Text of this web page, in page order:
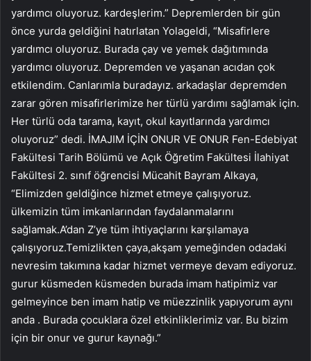
yardımcı oluyoruz. kardeşlerim.” Depremlerden bir gün
önce yurda geldiğini hatırlatan Yolageldi, “Misafirlere
yardımcı oluyoruz. Burada çay ve yemek dağıtımında
yardımcı oluyoruz. Depremden ve yaşanan acıdan çok
etkilendim. Canlarımla buradayız. arkadaşlar depremden
zarar gören misafirlerimize her türlü yardımı sağlamak için.
Her türlü oda tarama, kayıt, okul kayıtlarında yardımcı
oluyoruz” dedi. İMAJIM İÇİN ONUR VE ONUR Fen-Edebiyat
Fakültesi Tarih Bölümü ve Açık Öğretim Fakültesi İlahiyat
Fakültesi 2. sınıf öğrencisi Mücahit Bayram Alkaya,
“Elimizden geldiğince hizmet etmeye çalışıyoruz.
ülkemizin tüm imkanlarından faydalanmalarını
sağlamak.A’dan Z’ye tüm ihtiyaçlarını karşılamaya
çalışıyoruz.Temizlikten çaya,akşam yemeğinden odadaki
nevresim takımına kadar hizmet vermeye devam ediyoruz.
gurur küsmeden küsmeden burada imam hatipimiz var
gelmeyince ben imam hatip ve müezzinlik yapıyorum aynı
anda . Burada çocuklara özel etkinliklerimiz var. Bu bizim
için bir onur ve gurur kaynağı.”